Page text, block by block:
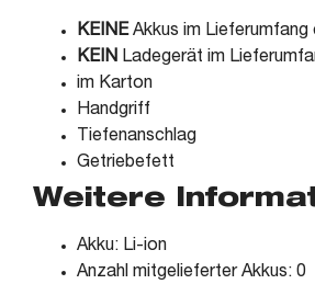
KEINEAkkus im Lieferumfang
KEIN Ladegerät im
im Karton
Handgriff
Tiefenanschlag
Getriebefett
Weitere
Akku: Li-ion
Anzahl mitgelieferter Akkus: 0